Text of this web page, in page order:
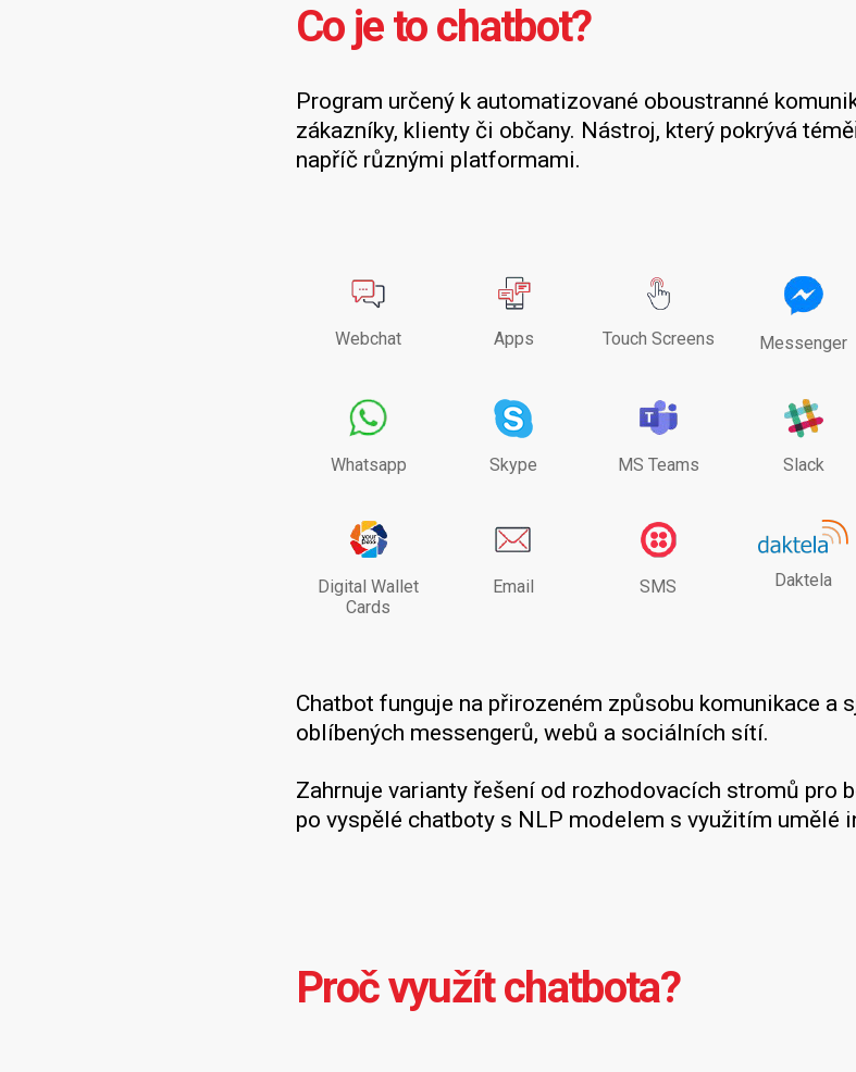
Co je to chatbot?
Program určený k automatizované oboustranné
zákazníky, klienty či občany. Nástroj, který pokrývá
napříč různými platformami.
Webchat Apps Touch Screens Messenger
Whatsapp Skype MS Teams Slack
Digital Wallet
Cards
Email SMS Daktela
Chatbot funguje na přirozeném způsobu komunikace a
oblíbených messengerů, webů a sociálních sítí.
Zahrnuje varianty řešení od rozhodovacích stromů pro
po vyspělé chatboty s NLP modelem s využitím umělé
Proč využít chatbota?